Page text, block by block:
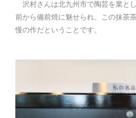
沢村さんは北九州市で陶芸を業と
前から備前焼に魅せられ、この抹茶
慢の作だということです。